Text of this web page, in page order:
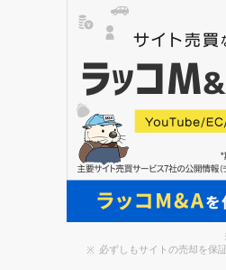
必ずしもサイトの売却を保